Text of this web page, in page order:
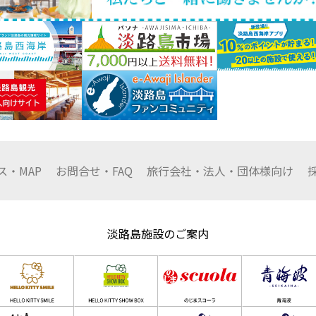
・MAP お問合せ・FAQ 旅行会社・法人・ 団体様向け
淡路島施設のご案内